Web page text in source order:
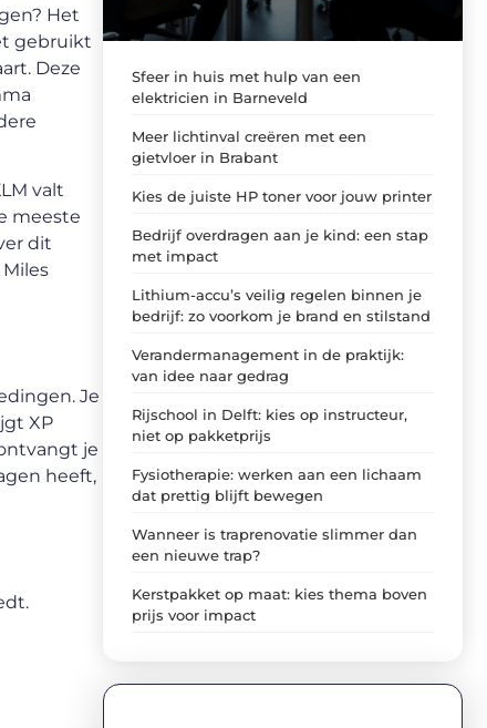
Het
gebruikt
Deze
valt
meeste
dit
Je
XP
je
heeft,
Sfeer in huis met hulp van een
elektricien in Barneveld
Meer lichtinval creëren met een
gietvloer in Brabant
Kies de juiste HP toner voor jouw printer
Bedrijf overdragen aan je kind: een stap
met impact
Lithium-accu’s veilig regelen binnen je
bedrijf: zo voorkom je brand en stilstand
Verandermanagement in de praktijk:
van idee naar gedrag
Rijschool in Delft: kies op instructeur,
niet op pakketprijs
Fysiotherapie: werken aan een lichaam
dat prettig blijft bewegen
Wanneer is traprenovatie slimmer dan
een nieuwe trap?
Kerstpakket op maat: kies thema boven
prijs voor impact